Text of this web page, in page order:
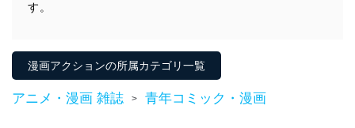
す。
漫画アクションの所属カテゴリ一覧
アニメ・漫画 雑誌 > 青年コミック・漫画